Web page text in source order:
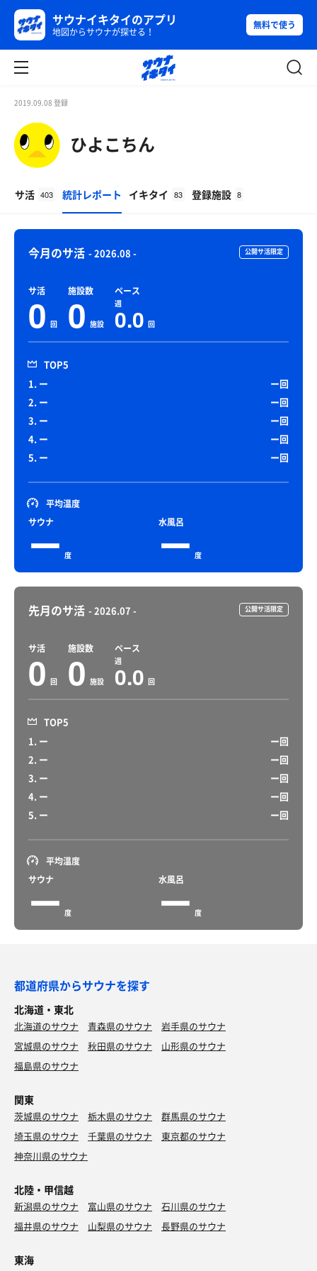
サウナイキタイのアプリ
地図からサウナが探せる！
無料で使う
2019.09.08 登録
ひよこちん
サ活 403 統計レポート イキタイ 83 登録施設 8
今月のサ活 - 2026.08 - 公開サ活限定
サ活
0 回
施設数
0 施設
ペース
週
0.0 回
TOP5
1. ー
ー回
2. ー
ー回
3. ー
ー回
4. ー
ー回
5. ー
ー回
平均温度
サウナ
ー 度
水風呂
ー 度
先月のサ活 - 2026.07 - 公開サ活限定
サ活
0 回
施設数
0 施設
ペース
週
0.0 回
TOP5
1. ー
ー回
2. ー
ー回
3. ー
ー回
4. ー
ー回
5. ー
ー回
平均温度
サウナ
ー 度
水風呂
ー 度
都道府県からサウナを探す
北海道・東北
北海道のサウナ 青森県のサウナ
岩手県のサウナ
宮城県のサウナ
秋田県のサウナ
山形県のサウナ
福島県のサウナ
関東
茨城県のサウナ 栃木県のサウナ
群馬県のサウナ
埼玉県のサウナ
千葉県のサウナ
東京都のサウナ
神奈川県のサウナ
北陸・甲信越
新潟県のサウナ 富山県のサウナ
石川県のサウナ
福井県のサウナ
山梨県のサウナ 長野県のサウナ
東海